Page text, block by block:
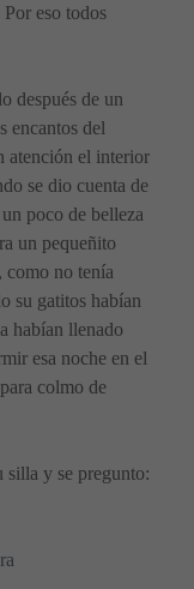
eso todos
después de un
encantos del
atención el interior
se dio cuenta de
poco de belleza
un pequeñito
como no tenía
su gatitos habían
habían llenado
esa noche en el
colmo de
silla y se pregunto: